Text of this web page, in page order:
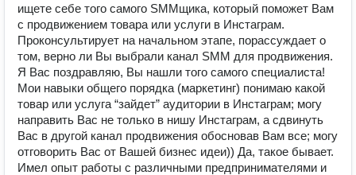
ищете себе того самого SMMщика, который поможет Вам
с продвижением товара или услуги в Инстаграм.
Проконсультирует на начальном этапе, порассуждает о
том, верно ли Вы выбрали канал SMM для продвижения.
Я Вас поздравляю, Вы нашли того самого специалиста!
Мои навыки общего порядка (маркетинг) понимаю какой
товар или услуга “зайдет” аудитории в Инстаграм; могу
направить Вас не только в нишу Инстаграм, а сдвинуть
Вас в другой канал продвижения обосновав Вам все; могу
отговорить Вас от Вашей бизнес идеи)) Да, такое бывает.
Имел опыт работы с различными предпринимателями и